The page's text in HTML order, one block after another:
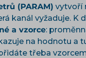
(PARAM) vytvoří
kanál vyžaduje. K
a vzorce:
na hodnotu a
třeba